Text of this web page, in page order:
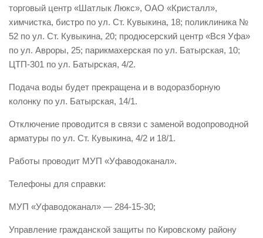
Наша работа
Фотогалерея
Обращения
Контакты
Вакансии
торговый центр «Шатлык Люкс», ОАО «Кристалл»,
химчистка, бистро по ул. Ст. Кувыкина, 18; поликлиника №
52 по ул. Ст. Кувыкина, 20; продюсерский центр «Вся Уфа»
по ул. Авроры, 25; парикмахерская по ул. Батырская, 10;
ЦТП-301 по ул. Батырская, 4/2.
Подача воды будет прекращена и в водоразборную
колонку по ул. Батырская, 14/1.
Отключение проводится в связи с заменой водопроводной
арматуры по ул. Ст. Кувыкина, 4/2 и 18/1.
Работы проводит МУП «Уфаводоканал».
Телефоны для справки:
МУП «Уфаводоканал» — 284-15-30;
Управление гражданской защиты по Кировскому району